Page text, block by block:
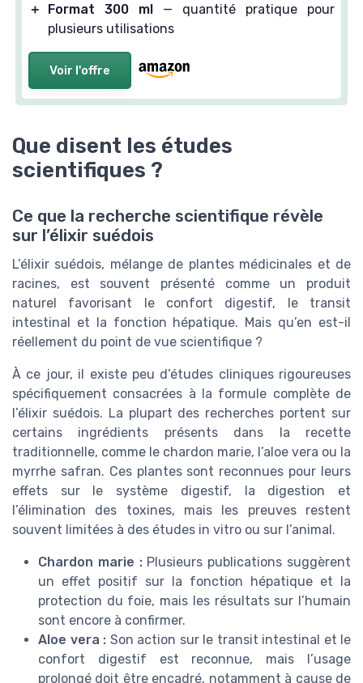
＋
Format 300 ml — quantité pratique pour
plusieurs utilisations
Voir l'offre
Que disent les études
scientifiques ?
Ce que la recherche scientifique révèle
sur l’élixir suédois
L’élixir suédois, mélange de plantes médicinales et de
racines, est souvent présenté comme un produit
naturel favorisant le confort digestif, le transit
intestinal et la fonction hépatique. Mais qu’en est-il
réellement du point de vue scientifique ?
À ce jour, il existe peu d’études cliniques rigoureuses
spécifiquement consacrées à la formule complète de
l’élixir suédois. La plupart des recherches portent sur
certains ingrédients présents dans la recette
traditionnelle, comme le chardon marie, l’aloe vera ou la
myrrhe safran. Ces plantes sont reconnues pour leurs
effets sur le système digestif, la digestion et
l’élimination des toxines, mais les preuves restent
souvent limitées à des études in vitro ou sur l’animal.
Chardon marie :Plusieurs publications suggèrent
un effet positif sur la fonction hépatique et la
protection du foie, mais les résultats sur l’humain
sont encore à confirmer.
Aloe vera : Son action sur le transit intestinal et le
confort digestif est reconnue, mais l’usage
prolongé doit être encadré, notamment à cause de